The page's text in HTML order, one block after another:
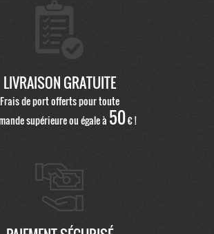
LIVRAISON GRATUITE
Frais de port offerts pour toute
supérieure ou égale à 50€ !